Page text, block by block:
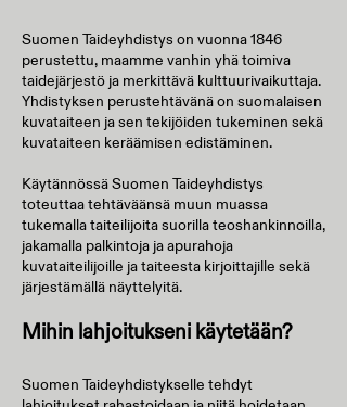
Suomen Taideyhdistys on vuonna 1846
perustettu, maamme vanhin yhä toimiva
taidejärjestö ja merkittävä kulttuurivaikuttaja.
Yhdistyksen perustehtävänä on suomalaisen
kuvataiteen ja sen tekijöiden tukeminen sekä
kuvataiteen keräämisen edistäminen.
Käytännössä Suomen Taideyhdistys
toteuttaa tehtäväänsä muun muassa
tukemalla taiteilijoita suorilla teoshankinnoilla,
jakamalla palkintoja ja apurahoja
kuvataiteilijoille ja taiteesta kirjoittajille sekä
järjestämällä näyttelyitä.
Mihin lahjoitukseni käytetään?
Suomen Taideyhdistykselle tehdyt